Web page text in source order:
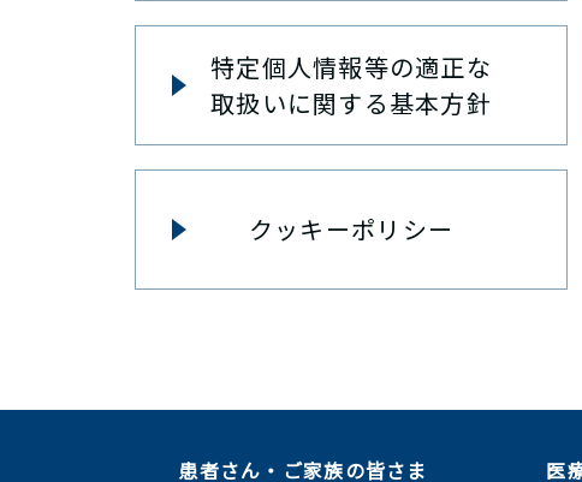
特定個人情報等の適正な
取扱いに関する基本方針
クッキーポリシー
患者さん・ご家族の皆さま 医